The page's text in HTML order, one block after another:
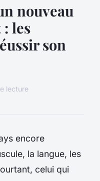
nouveau
les
son
lecture
encore
la langue, les
celui qui